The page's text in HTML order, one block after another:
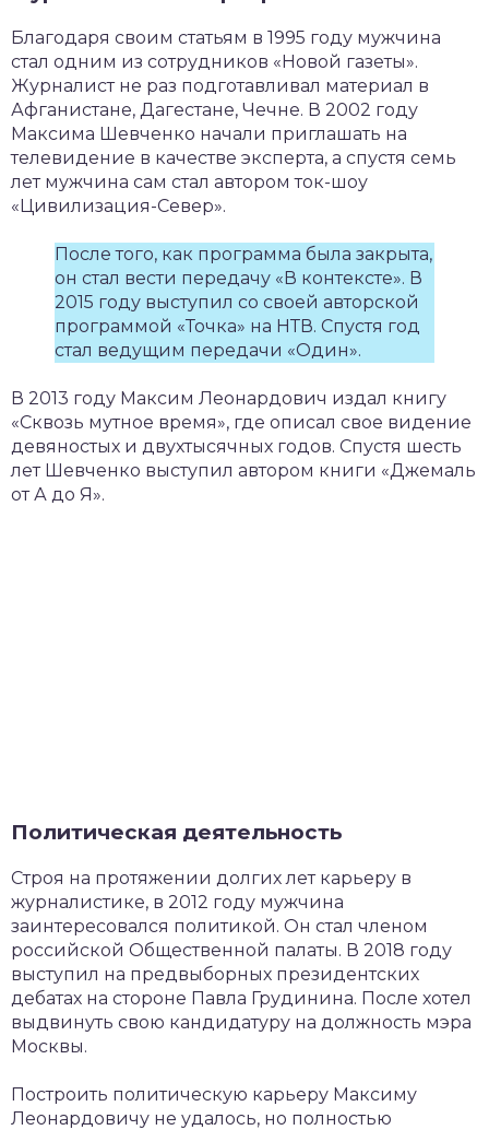
Благодаря своим статьям в 1995 году мужчина
стал одним из сотрудников «Новой газеты».
Журналист не раз подготавливал материал в
Афганистане, Дагестане, Чечне. В 2002 году
Максима Шевченко начали приглашать на
телевидение в качестве эксперта, а спустя семь
лет мужчина сам стал автором ток-шоу
«Цивилизация-Север».
После того, как программа была закрыта,
он стал вести передачу «В контексте». В
2015 году выступил со своей авторской
программой «Точка» на НТВ. Спустя год
стал ведущим передачи «Один».
В 2013 году Максим Леонардович издал книгу
«Сквозь мутное время», где описал свое видение
девяностых и двухтысячных годов. Спустя шесть
лет Шевченко выступил автором книги «Джемаль
от А до Я».
Политическая деятельность
Строя на протяжении долгих лет карьеру в
журналистике, в 2012 году мужчина
заинтересовался политикой. Он стал членом
российской Общественной палаты. В 2018 году
выступил на предвыборных президентских
дебатах на стороне Павла Грудинина. После хотел
выдвинуть свою кандидатуру на должность мэра
Москвы.
Построить политическую карьеру Максиму
Леонардовичу не удалось, но полностью